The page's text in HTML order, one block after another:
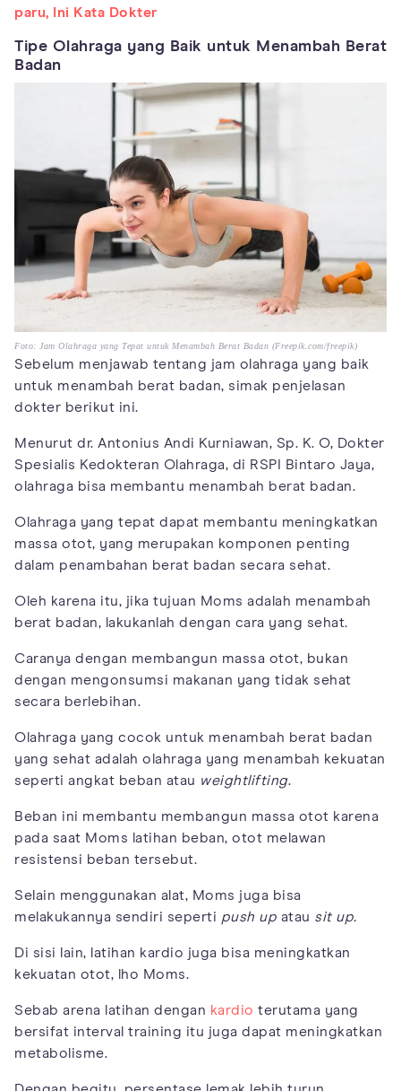
paru, Ini Kata Dokter
Tipe Olahraga yang Baik untuk Menambah Berat
Badan
Foto: Jam Olahraga yang Tepat untuk Menambah Berat Badan (Freepik.com/freepik)
Sebelum menjawab tentang jam olahraga yang baik
untuk menambah berat badan, simak penjelasan
dokter berikut ini.
Menurut dr. Antonius Andi Kurniawan, Sp. K. O, Dokter
Spesialis Kedokteran Olahraga, di RSPI Bintaro Jaya,
olahraga bisa membantu menambah berat badan.
Olahraga yang tepat dapat membantu meningkatkan
massa otot, yang merupakan komponen penting
dalam penambahan berat badan secara sehat.
Oleh karena itu, jika tujuan Moms adalah menambah
berat badan, lakukanlah dengan cara yang sehat.
Caranya dengan membangun massa otot, bukan
dengan mengonsumsi makanan yang tidak sehat
secara berlebihan.
Olahraga yang cocok untuk menambah berat badan
yang sehat adalah olahraga yang menambah kekuatan
seperti angkat beban atau weightlifting.
Beban ini membantu membangun massa otot karena
pada saat Moms latihan beban, otot melawan
resistensi beban tersebut.
Selain menggunakan alat, Moms juga bisa
melakukannya sendiri seperti push up atau sit up.
Di sisi lain, latihan kardio juga bisa meningkatkan
kekuatan otot, lho Moms.
Sebab arena latihan dengan kardio terutama yang
bersifat interval training itu juga dapat meningkatkan
metabolisme.